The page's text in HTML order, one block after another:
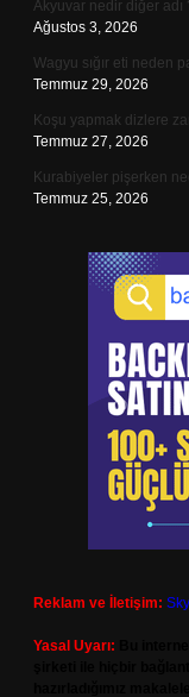
Akyuvar nedir diğer adı
Ağustos 3, 2026
Wagyu sığır eti neden
Temmuz 29, 2026
Koşu yapmak dizlere
Temmuz 27, 2026
Kurabiyeler pişerken
Temmuz 25, 2026
Reklam ve İletişim:
Yasal Uyarı: